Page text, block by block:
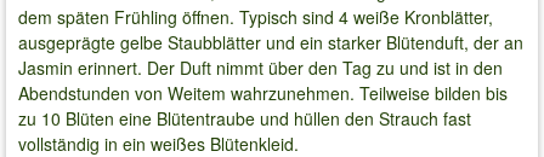
dem späten Frühling öffnen. Typisch sind 4 weiße Kronblätter,
ausgeprägte gelbe Staubblätter und ein starker Blütenduft, der an
Jasmin erinnert. Der Duft nimmt über den Tag zu und ist in den
Abendstunden von Weitem wahrzunehmen. Teilweise bilden bis
zu 10 Blüten eine Blütentraube und hüllen den Strauch fast
vollständig in ein weißes Blütenkleid.